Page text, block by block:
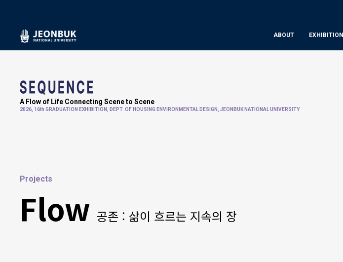
ABOUT EXHIBITION
A Flow of Life Connecting Scene to Scene
2026, 16th GRADUATION EXHIBITION, DEPT. OF HOUSING ENVIRONMENTAL DESIGN, JEONBUK NATIONAL UNIVERSITY
Projects
Flow 공존 : 삶이 흐르는 지속의 장